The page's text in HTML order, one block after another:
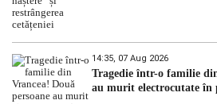
14:35, 07 Aug 2026
Tragedie într-o familie
au murit electrocutate